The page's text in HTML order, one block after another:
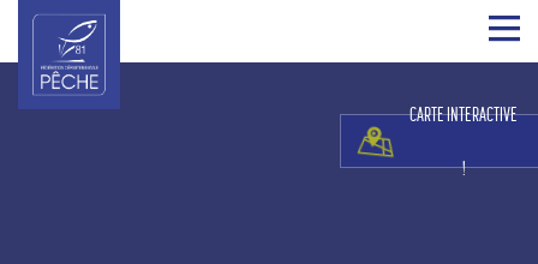
CARTE INTERACTIVE
!